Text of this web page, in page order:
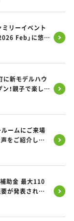
ミリーイベント
Feb」に悠悠
に新モデルハウ
！親子で楽しめ
んか？
ルームにご来場
をご紹介しま
助金 最大110
が発表されま
くり｜悠悠ホ